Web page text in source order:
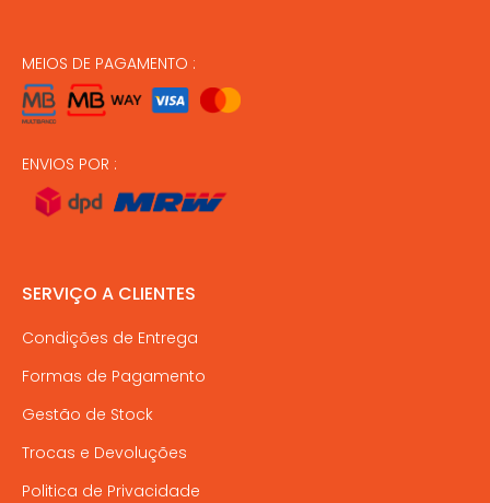
MEIOS DE PAGAMENTO :
ENVIOS POR :
SERVIÇO A CLIENTES
Condições de Entrega
Formas de Pagamento
Gestão de Stock
Trocas e Devoluções
Politica de Privacidade